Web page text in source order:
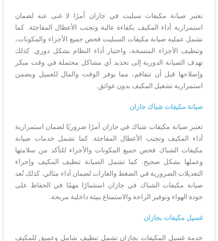
تعتبر صيانة مكيفات سبليت في جازان أمرًا لا غنى عنه لضمان
استمرارية أداء المكيف بكفاءة عالية وتجنب الأعطال المفاجئة. كما
تشمل عملية صيانة مكيفات السبليت فحص جميع الأجزاء والمكونات،
وتنظيف الأجزاء المتسخة، واختبار أداء النظام بشكل دوري. كذلك
تهدف الصيانة الدورية إلى تحديد أي مشاكل محتملة في وقت مبكر
وإصلاحها قبل أن تتفاقم، مما يوفر الوقت والمال للعميل ويضمن
استمرارية تشغيل المكيف بدون عوائق.
صيانة مكيفات شباك جازان
تعتبر صيانة مكيفات شباك في جازان أمرًا ضروريًا لضمان استمرارية
أداء المكيف وتجنب الأعطال المفاجئة. كما تشمل خدمات صيانة
مكيفات الشباك فحص جميع المكونات والأجزاء للتأكد من سلامتها
وعملها بشكل صحيح. كما تشمل الصيانة تنظيف المكيف وإجراء
التعديلات الضرورية في الضغط والغازات لضمان أداء مثالي. كذلك تُعد
صيانة مكيفات الشباك في جازان استثمارًا مهمًا في الحفاظ على
جودة الهواء وتوفير الراحة والاستمتاع ببيئة داخلية مريحة.
غسيل مكيفات بجازان
خدمة غسيل المكيفات بجازان تشمل تنظيف شامل وعميق للمكيف